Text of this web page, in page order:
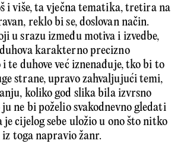
i više, ta vječna tematika, tretira na
reklo bi se, doslovan način.
u srazu između motiva i izvedbe,
karakterno precizno
te duhove već iznenađuje, tko bi to
strane, upravo zahvaljujući temi,
koliko god slika bila izvrsno
ne bi poželio svakodnevno gledati
je cijelog sebe uložio u ono što nitko
toga napravio žanr.